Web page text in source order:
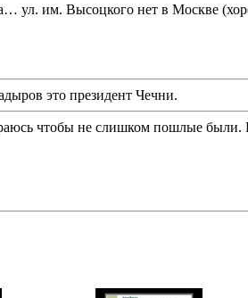
им. Высоцкого нет в Москве
это президент Чечни.
чтобы не слишком пошлые